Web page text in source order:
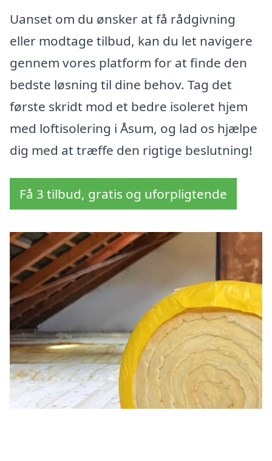
Uanset om du ønsker at få rådgivning
eller modtage tilbud, kan du let navigere
gennem vores platform for at finde den
bedste løsning til dine behov. Tag det
første skridt mod et bedre isoleret hjem
med loftisolering i Åsum, og lad os hjælpe
dig med at træffe den rigtige beslutning!
Få 3 tilbud, gratis og uforpligtende